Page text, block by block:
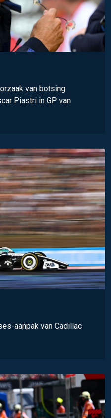
van botsing
Piastri in GP van
aanpak van Cadillac